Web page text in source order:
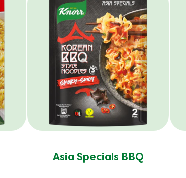
Asia Specials BBQ